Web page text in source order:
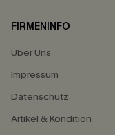
FIRMENINFO
Über Uns
Impressum
Datenschutz
Artikel & Kondition